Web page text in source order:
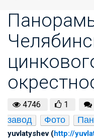
4746 1
завод
Фото
yuvlatyshev (http://